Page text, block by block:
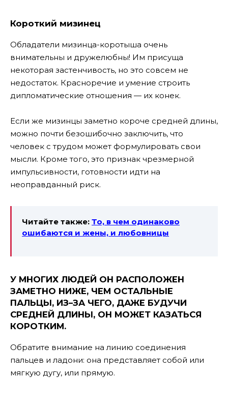
Короткий мизинец
Обладатели мизинца-коротыша очень
внимательны и дружелюбны! Им присуща
некоторая застенчивость, но это совсем не
недостаток. Красноречие и умение строить
дипломатические отношения — их конек.
Если же мизинцы заметно короче средней длины,
можно почти безошибочно заключить, что
человек с трудом может формулировать свои
мысли. Кроме того, это признак чрезмерной
импульсивности, готовности идти на
неоправданный риск.
Читайте также: То, в чем одинаково
ошибаются и жены, и любовницы
У МНОГИХ ЛЮДЕЙ ОН РАСПОЛОЖЕН
ЗАМЕТНО НИЖЕ, ЧЕМ ОСТАЛЬНЫЕ
ПАЛЬЦЫ, ИЗ–ЗА ЧЕГО, ДАЖЕ БУДУЧИ
СРЕДНЕЙ ДЛИНЫ, ОН МОЖЕТ КАЗАТЬСЯ
КОРОТКИМ.
Обратите внимание на линию соединения
пальцев и ладони: она представляет собой или
мягкую дугу, или прямую.